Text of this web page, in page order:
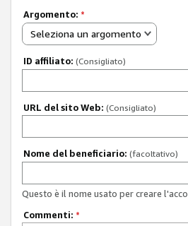
Argomento: *
Seleziona un argomento
ID affiliato: (Consigliato)
URL del sito Web: (Consigliato)
Nome del beneficiario: (facoltativo)
Questo è il nome usato per creare
Commenti: *